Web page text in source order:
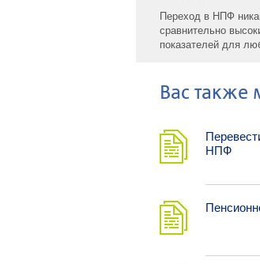
Переход в НПФ
сравнительно
показателей для
Ваc также
НПФ